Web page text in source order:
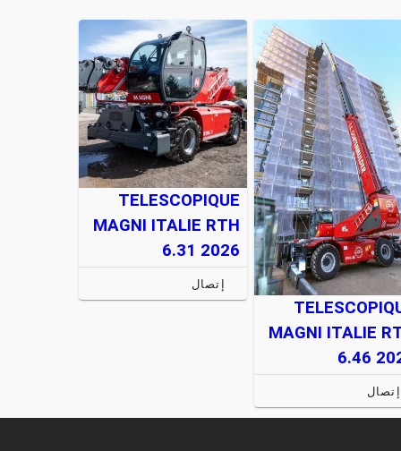
MAGNI ITALIE
6.46
إتصال
TELESCOPIQUE
MAGNI ITALIE RTH
6.31 2026
إتصال